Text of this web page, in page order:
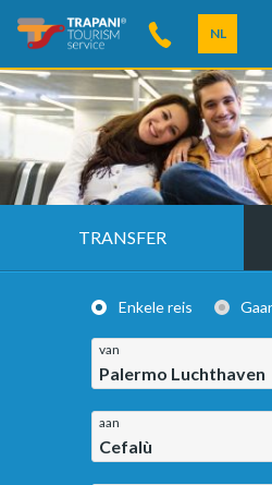
NL
TRANSFER
Enkele reis
van
Palermo Luchthaven
aan
Cefalù